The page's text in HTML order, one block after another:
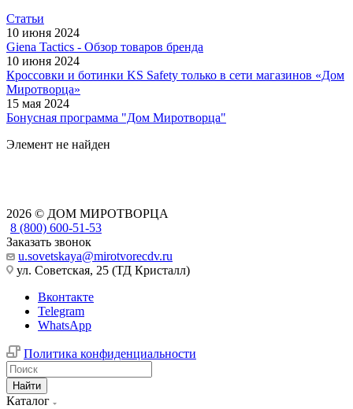
Статьи
10 июня 2024
Giena Tactics - Обзор товаров бренда
10 июня 2024
Кроссовки и ботинки KS Safety только в сети магазинов «Дом
Миротворца»
15 мая 2024
Бонусная программа "Дом Миротворца"
Элемент не найден
2026 © ДОМ МИРОТВОРЦА
8 (800) 600-51-53
Заказать звонок
u.sovetskaya@mirotvorecdv.ru
ул. Советская, 25 (ТД Кристалл)
Вконтакте
Telegram
WhatsApp
Политика конфиденциальности
Найти
Каталог